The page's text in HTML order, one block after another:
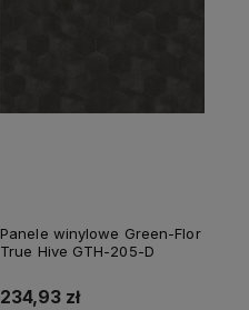
Panele winylowe Green-Flor
True Hive GTH-205-D
234,93 zł